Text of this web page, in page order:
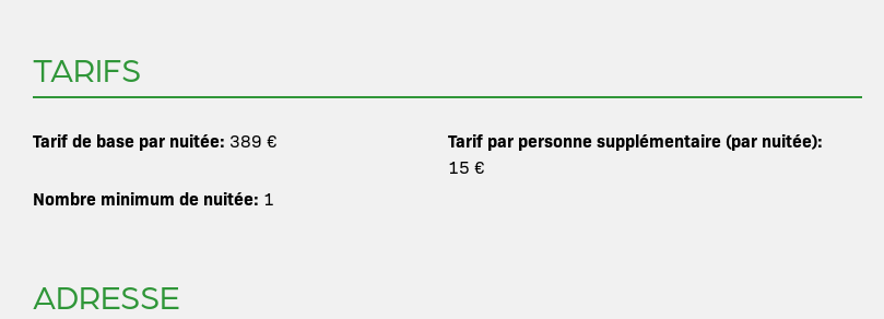
TARIFS
Tarif de base par nuitée: 389 € Tarif par personne supplémentaire (par nuitée):
15 €
Nombre minimum de nuitée: 1
ADRESSE